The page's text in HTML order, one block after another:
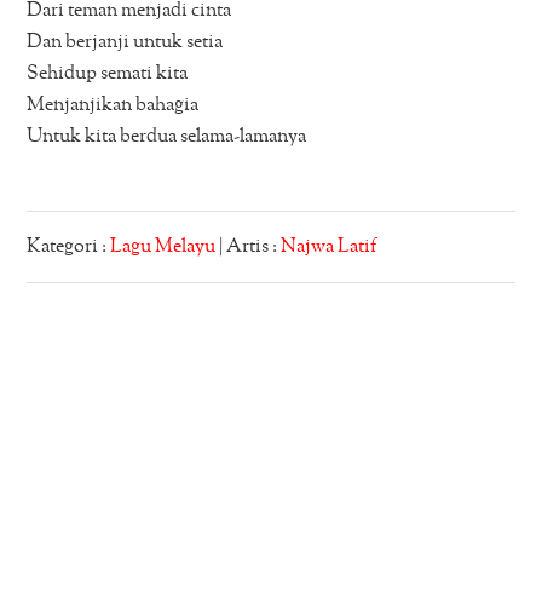
Dari teman menjadi cinta
Dan berjanji untuk setia
Sehidup semati kita
Menjanjikan bahagia
Untuk kita berdua selama-lamanya
Kategori :Lagu Melayu | Artis :Najwa Latif